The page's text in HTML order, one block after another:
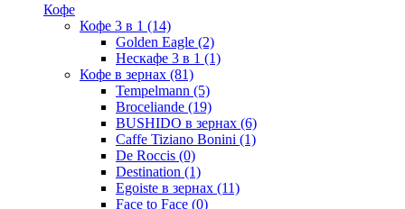
Кофе
Кофе 3 в 1 (14)
Golden Eagle (2)
Нескафе 3 в 1 (1)
Кофе в зернах (81)
Tempelmann (5)
Broceliande (19)
BUSHIDO в зернах (6)
Caffe Tiziano Bonini (1)
De Roccis (0)
Destination (1)
Egoiste в зернах (11)
Face to Face (0)